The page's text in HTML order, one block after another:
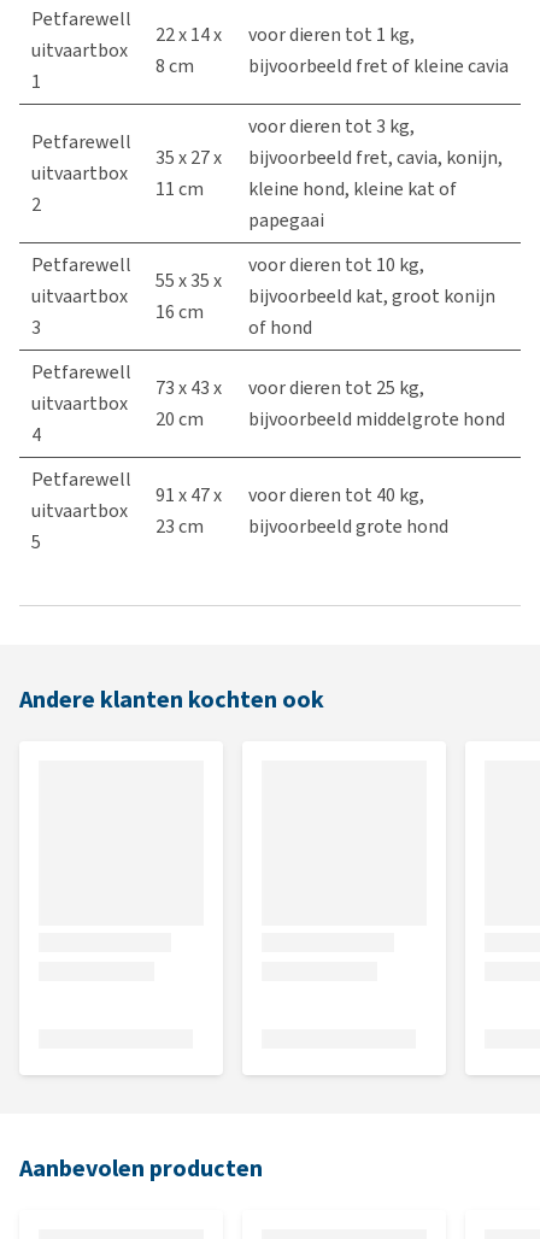
Petfarewell
uitvaartbox
1
22 x 14 x
8 cm
voor dieren tot 1 kg,
bijvoorbeeld fret of kleine cavia
Petfarewell
uitvaartbox
2
35 x 27 x
11 cm
voor dieren tot 3 kg,
bijvoorbeeld fret, cavia, konijn,
kleine hond, kleine kat of
papegaai
Petfarewell
uitvaartbox
3
55 x 35 x
16 cm
voor dieren tot 10 kg,
bijvoorbeeld kat, groot konijn
of hond
Petfarewell
uitvaartbox
4
73 x 43 x
20 cm
voor dieren tot 25 kg,
bijvoorbeeld middelgrote hond
Petfarewell
uitvaartbox
5
91 x 47 x
23 cm
voor dieren tot 40 kg,
bijvoorbeeld grote hond
Andere klanten kochten ook
Aanbevolen producten